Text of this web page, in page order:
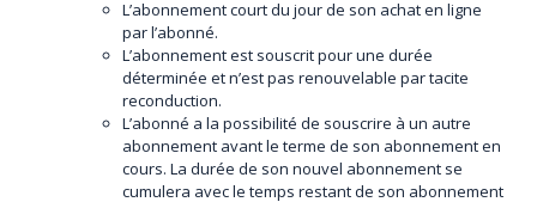
L’abonnement court du jour de son achat en ligne
par l’abonné.
L’abonnement est souscrit pour une durée
déterminée et n’est pas renouvelable par tacite
reconduction.
L’abonné a la possibilité de souscrire à un autre
abonnement avant le terme de son abonnement en
cours. La durée de son nouvel abonnement se
cumulera avec le temps restant de son abonnement